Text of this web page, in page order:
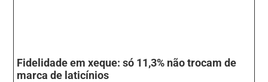
Fidelidade em xeque: só 11,3% não trocam de
marca de laticínios